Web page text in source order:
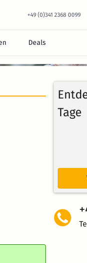
+49 (0)341 2368 0099
Deals
Tage